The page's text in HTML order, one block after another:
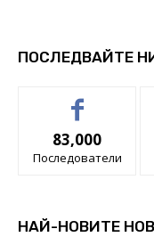
ПОСЛЕДВАЙТЕ
83,000
Последователи
НАЙ-НОВИТЕ